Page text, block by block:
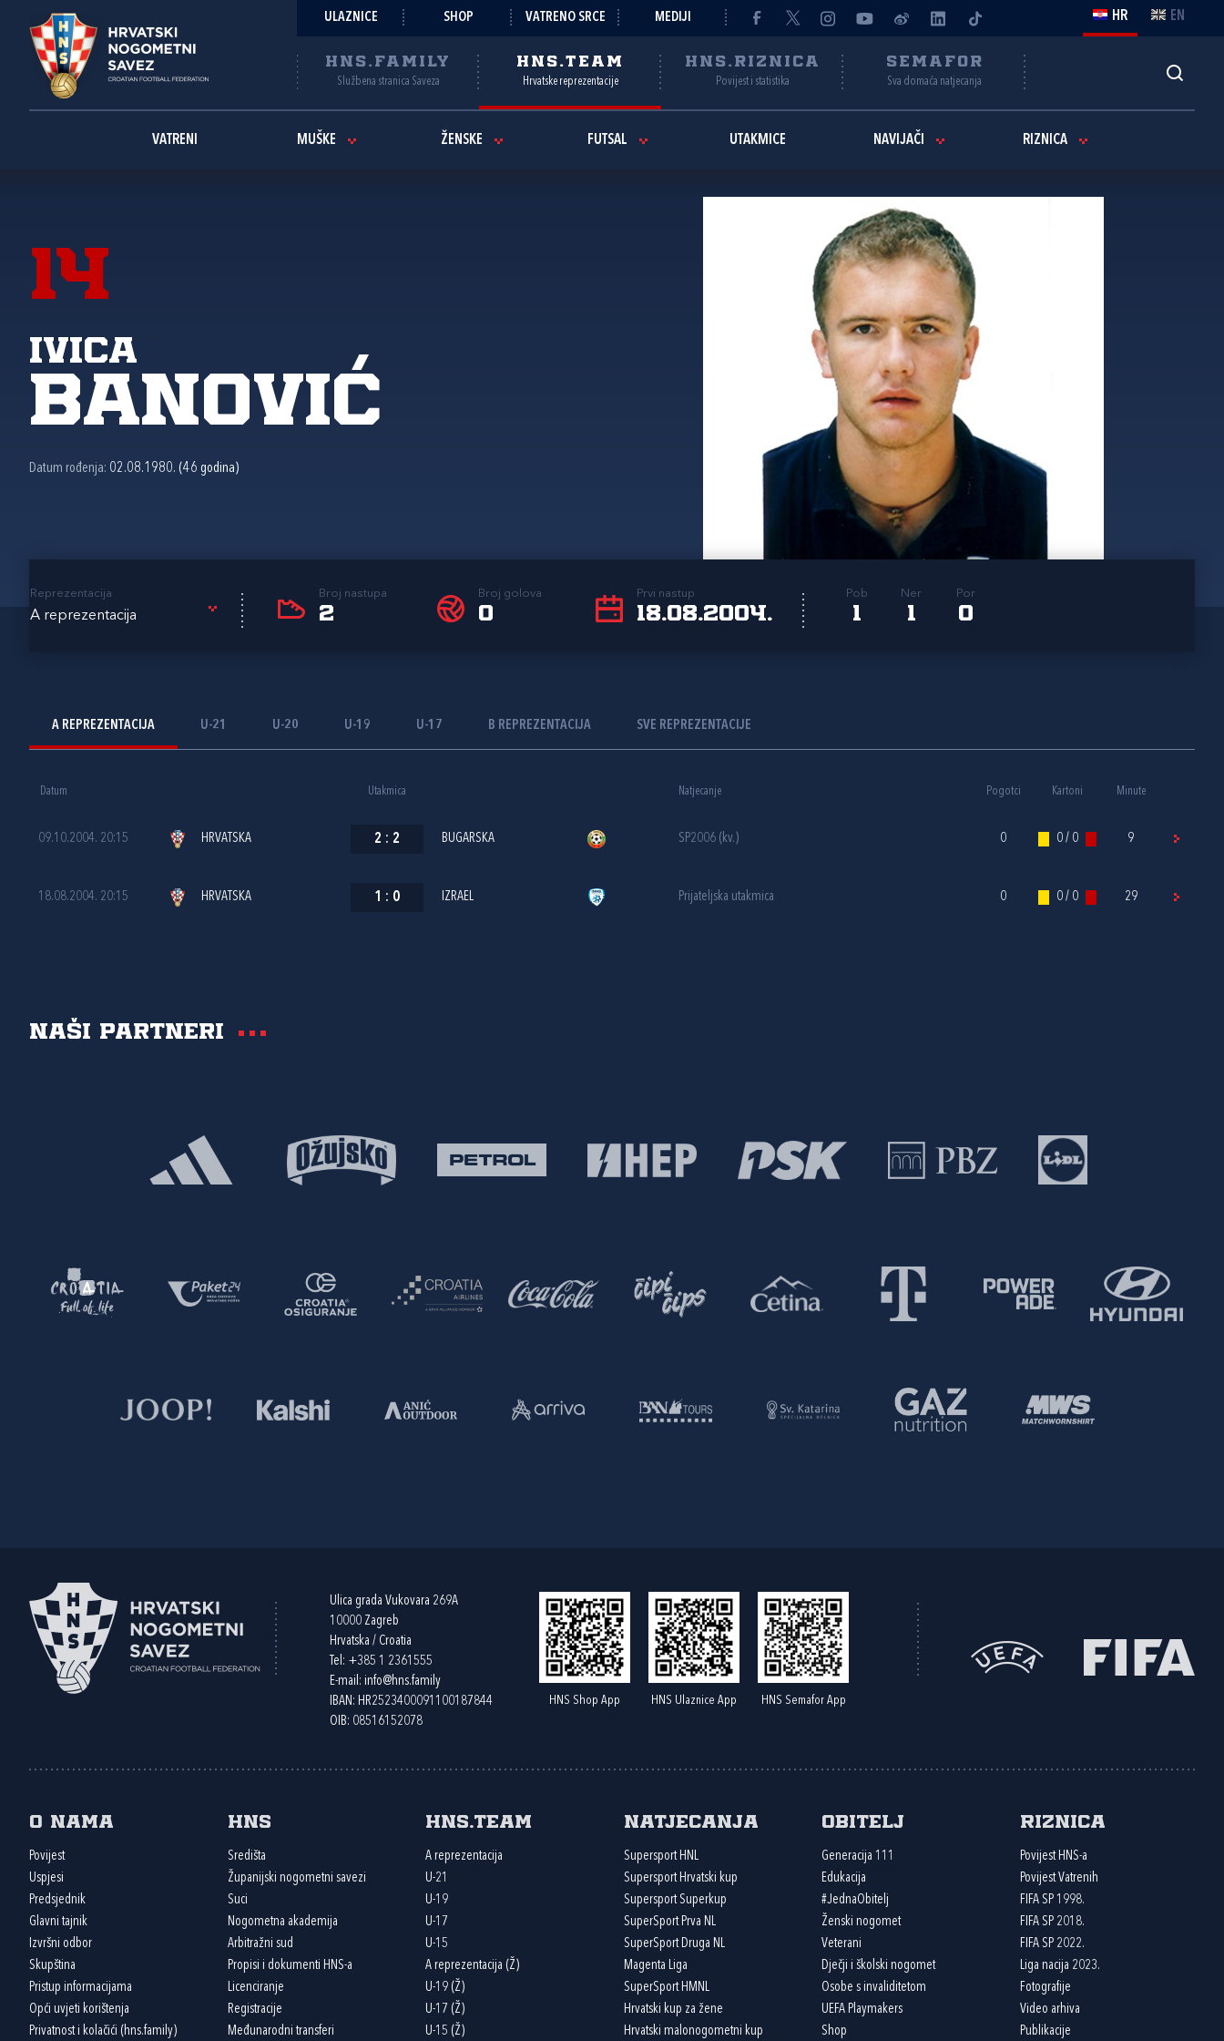
ULAZNICE SHOP VATRENO SRCE MEDIJI HR EN
HNS.FAMILY
Službena stranica Saveza
HNS.TEAM
Hrvatske reprezentacije
HNS.RIZNICA
Povijest i statistika
SEMAFOR
Sva domaća natjecanja
VATRENI MUŠKE ŽENSKE FUTSAL UTAKMICE NAVIJAČI RIZNICA
14
Ivica
Banović
Datum rođenja: 02.08.1980. (46 godina)
Reprezentacija
A reprezentacija
Broj nastupa
2
Broj golova
0
Prvi nastup
18.08.2004.
Pob
1
Ner
1
Por
0
A REPREZENTACIJA U-21 U-20 U-19 U-17 B REPREZENTACIJA SVE REPREZENTACIJE
Datum Utakmica Natjecanje Pogotci Kartoni Minute
09.10.2004. 20:15 HRVATSKA 2 : 2 BUGARSKA SP2006 (kv.) 0 0 / 0 9
18.08.2004. 20:15 HRVATSKA 1 : 0 IZRAEL Prijateljska utakmica 0 0 / 0 29
Naši partneri
Ulica grada Vukovara 269A
10000 Zagreb
Hrvatska / Croatia
Tel: +385 1 2361555
E-mail: info@hns.family
IBAN: HR2523400091100187844
OIB: 08516152078
HNS Shop App HNS Ulaznice App HNS Semafor App
O nama
Povijest
Uspjesi
Predsjednik
Glavni tajnik
Izvršni odbor
Skupština
Pristup informacijama
Opći uvjeti korištenja
Privatnost i kolačići (hns.family)
HNS
Središta
Županijski nogometni savezi
Suci
Nogometna akademija
Arbitražni sud
Propisi i dokumenti HNS-a
Licenciranje
Registracije
Međunarodni transferi
HNS.team
A reprezentacija
U-21
U-19
U-17
U-15
A reprezentacija (Ž)
U-19 (Ž)
U-17 (Ž)
U-15 (Ž)
Natjecanja
Supersport HNL
Supersport Hrvatski kup
Supersport Superkup
SuperSport Prva NL
SuperSport Druga NL
Magenta Liga
SuperSport HMNL
Hrvatski kup za žene
Hrvatski malonogometni kup
Obitelj
Generacija 111
Edukacija
#JednaObitelj
Ženski nogomet
Veterani
Dječji i školski nogomet
Osobe s invaliditetom
UEFA Playmakers
Shop
Riznica
Povijest HNS-a
Povijest Vatrenih
FIFA SP 1998.
FIFA SP 2018.
FIFA SP 2022.
Liga nacija 2023.
Fotografije
Video arhiva
Publikacije